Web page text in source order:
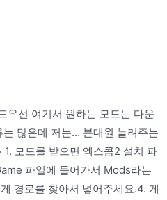
선 여기서 원하는 모드는 다운
많은데 저는… 분대원 늘려주는
모드를 받으면 엑스콤2 설치 파
파일에 들어가서 Mods라는
경로를 찾아서 넣어주세요.4. 게